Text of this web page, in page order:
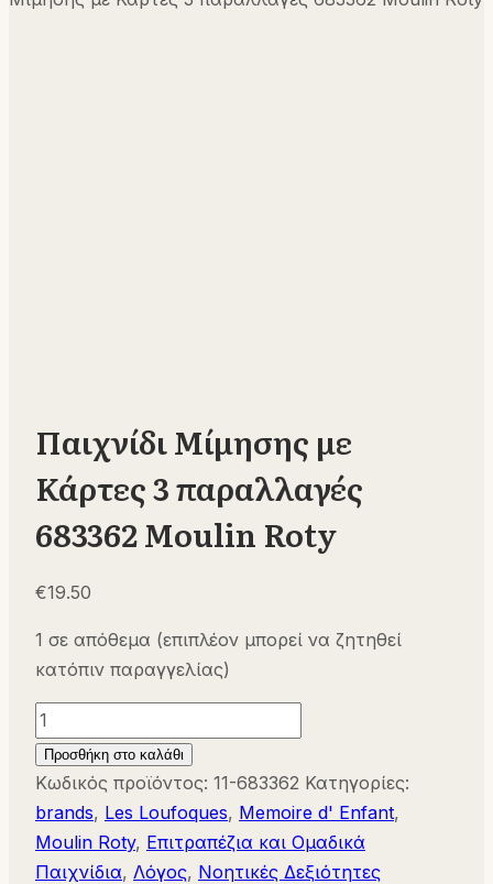
Παιχνίδι Μίμησης με
Κάρτες 3 παραλλαγές
683362 Moulin Roty
€19.50
1 σε απόθεμα (επιπλέον μπορεί να ζητηθεί
κατόπιν παραγγελίας)
Παιχνίδι
Μίμησης
με
Κάρτες
3
παραλλαγές
Προσθήκη στο καλάθι
Κωδικός προϊόντος: 11-683362 Κατηγορίες:
brands, Les Loufoques, Memoire d' Enfant,
Moulin Roty, Επιτραπέζια και Ομαδικά
Παιχνίδια, Λόγος, Νοητικές Δεξιότητες